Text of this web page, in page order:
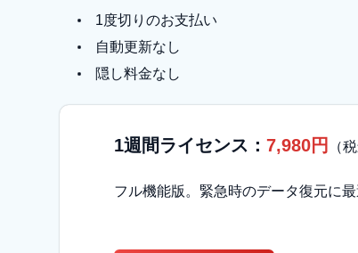
1度切りのお支払い
自動更新なし
隠し料金なし
1週間ライセンス： 7,980円 （
フル機能版。緊急時のデータ復元に最